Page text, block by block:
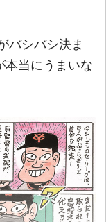
バシバシ決ま
本当にうまいな